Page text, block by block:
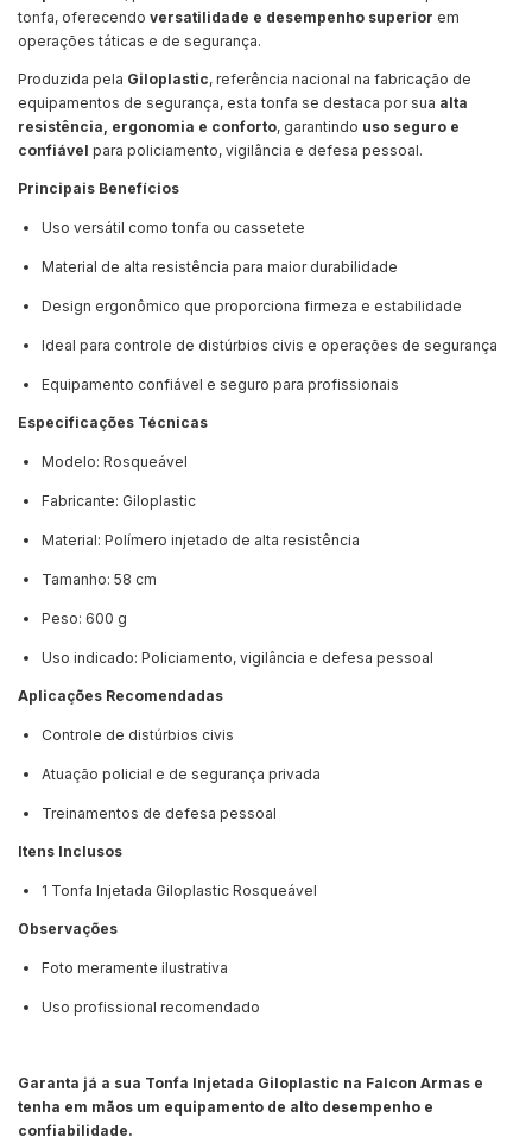
tonfa, oferecendo versatilidade e desempenho superior em
operações táticas e de segurança.
Produzida pela Giloplastic, referência nacional na fabricação de
equipamentos de segurança, esta tonfa se destaca por sua alta
resistência, ergonomia e conforto, garantindo uso seguro e
confiável para policiamento, vigilância e defesa pessoal.
Principais Benefícios
Uso versátil como tonfa ou cassetete
Material de alta resistência para maior durabilidade
Design ergonômico que proporciona firmeza e estabilidade
Ideal para controle de distúrbios civis e operações de segurança
Equipamento confiável e seguro para profissionais
Especificações Técnicas
Modelo: Rosqueável
Fabricante: Giloplastic
Material: Polímero injetado de alta resistência
Tamanho: 58 cm
Peso: 600 g
Uso indicado: Policiamento, vigilância e defesa pessoal
Aplicações Recomendadas
Controle de distúrbios civis
Atuação policial e de segurança privada
Treinamentos de defesa pessoal
Itens Inclusos
1 Tonfa Injetada Giloplastic Rosqueável
Observações
Foto meramente ilustrativa
Uso profissional recomendado
Garanta já a sua Tonfa Injetada Giloplastic na Falcon Armas e
tenha em mãos um equipamento de alto desempenho e
confiabilidade.